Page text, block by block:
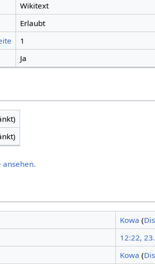
Wikitext
Erlaubt
1
Ja
ansehen.
Kowa (
12:22,
Kowa (